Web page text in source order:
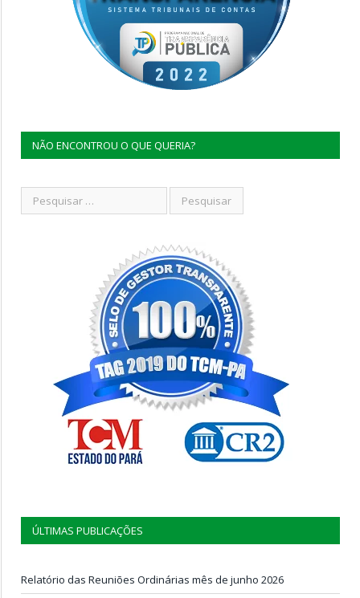
NÃO ENCONTROU O QUE QUERIA?
ÚLTIMAS PUBLICAÇÕES
Relatório das Reuniões Ordinárias mês de junho 2026